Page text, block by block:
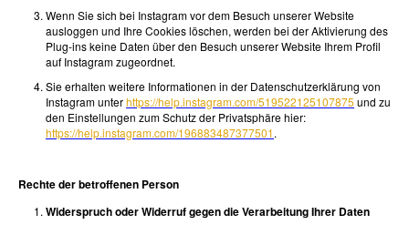
Wenn Sie sich bei Instagram vor dem Besuch unserer Website
ausloggen und Ihre Cookies löschen, werden bei der Aktivierung des
Plug-ins keine Daten über den Besuch unserer Website Ihrem Profil
auf Instagram zugeordnet.
Sie erhalten weitere Informationen in der Datenschutzerklärung von
Instagram unterhttps://help.instagram.com/519522125107875 und zu
den Einstellungen zum Schutz der Privatsphäre hier:
https://help.instagram.com/196883487377501.
Rechte der betroffenen Person
Widerspruch oder Widerruf gegen die Verarbeitung Ihrer Daten